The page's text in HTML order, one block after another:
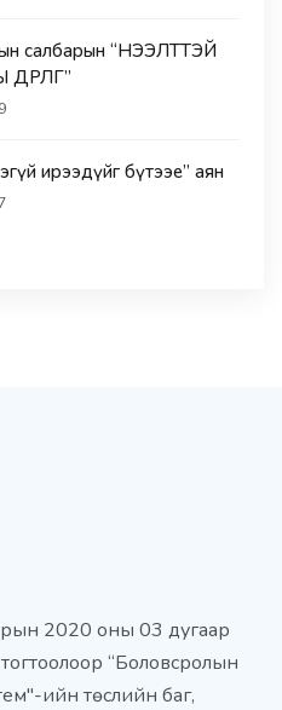
салбарын “НЭЭЛТТЭЙ
ирээдүйг бүтээе” аян
2020 оны 03 дугаар
“Боловсролын
ийн төслийн баг,